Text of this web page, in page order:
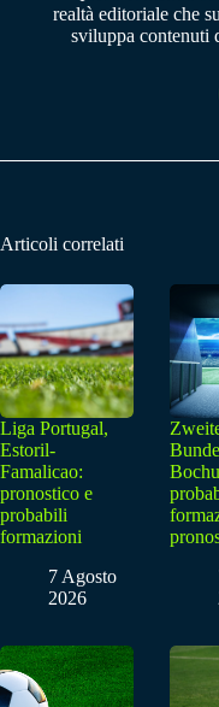
realtà editoriale che
sviluppa contenuti
Articoli correlati
Liga Portugal,
Estoril-
Famalicao:
pronostico e
probabili
formazioni
7 Agosto
2026